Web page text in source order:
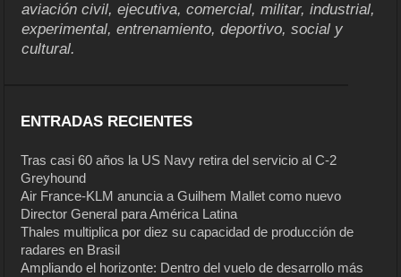
aviación civil, ejecutiva, comercial, militar, industrial,
experimental, entrenamiento, deportivo, social y
cultural.
ENTRADAS RECIENTES
Tras casi 60 años la US Navy retira del servicio al C-2
Greyhound
Air France-KLM anuncia a Guilhem Mallet como nuevo
Director General para América Latina
Thales multiplica por diez su capacidad de producción de
radares en Brasil
Ampliando el horizonte: Dentro del vuelo de desarrollo más